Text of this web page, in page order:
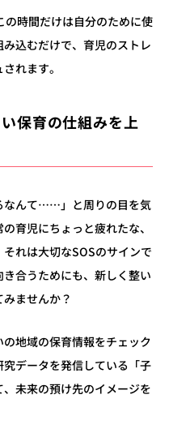
時間だけは自分のために使
込むだけで、育児のストレ
れます。
保育の仕組みを上
なんて……」と周りの目を気
育児にちょっと疲れたな、
れは大切なSOSのサインで
合うためにも、新しく整い
ませんか？
地域の保育情報をチェック
データを発信している「子
未来の預け先のイメージを